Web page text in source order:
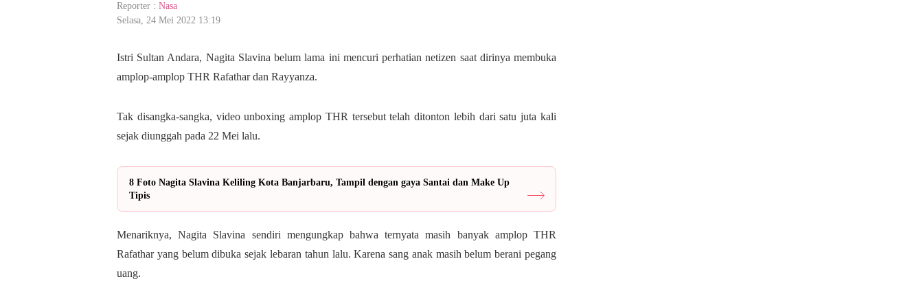
Reporter : Nasa
Selasa, 24 Mei 2022 13:19
Istri Sultan Andara, Nagita Slavina belum lama ini mencuri perhatian netizen saat dirinya membuka
amplop-amplop THR Rafathar dan Rayyanza.
Tak disangka-sangka, video unboxing amplop THR tersebut telah ditonton lebih dari satu juta kali
sejak diunggah pada 22 Mei lalu.
8 Foto Nagita Slavina Keliling Kota Banjarbaru, Tampil dengan gaya Santai dan Make Up
Tipis
Menariknya, Nagita Slavina sendiri mengungkap bahwa ternyata masih banyak amplop THR
Rafathar yang belum dibuka sejak lebaran tahun lalu. Karena sang anak masih belum berani pegang
uang.